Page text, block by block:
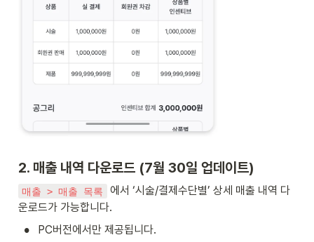
2. 매출 내역 다운로드 (7월 30일 업데이트)
매출 > 매출 목록
에서 ‘시술/결제수단별’ 상세 매출 내역 다
운로드가 가능합니다.
• PC버전에서만 제공됩니다.